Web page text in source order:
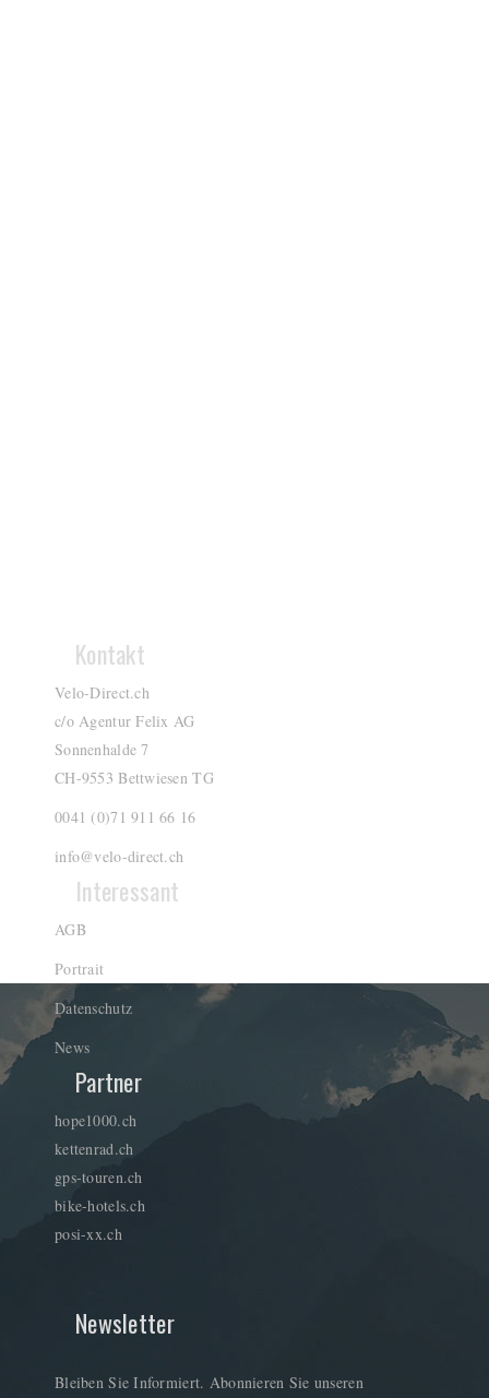
Kontakt
Velo-Direct.ch
c/o Agentur Felix AG
Sonnenhalde 7
CH-9553 Bettwiesen TG
0041 (0)71 911 66 16
info@velo-direct.ch
Interessant
AGB
Portrait
Datenschutz
News
Partner
hope1000.ch
kettenrad.ch
gps-touren.ch
bike-hotels.ch
posi-xx.ch
Newsletter
Bleiben Sie Informiert. Abonnieren Sie unseren